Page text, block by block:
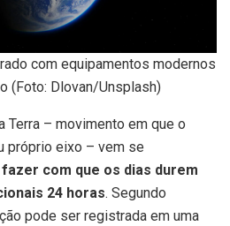
com equipamentos modernos
(Foto: Dlovan/Unsplash)
Terra – movimento em que o
próprio eixo – vem se
com que os dias durem
24 horas. Segundo
pode ser registrada em uma